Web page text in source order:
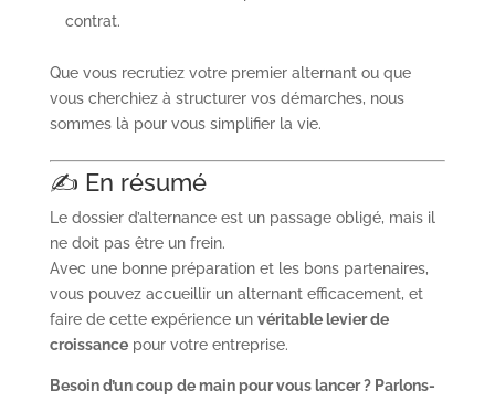
contrat.
Que vous recrutiez votre premier alternant ou que
vous cherchiez à structurer vos démarches, nous
sommes là pour vous simplifier la vie.
✍️ En résumé
Le dossier d’alternance est un passage obligé, mais il
ne doit pas être un frein.
Avec une bonne préparation et les bons partenaires,
vous pouvez accueillir un alternant efficacement, et
faire de cette expérience un véritable levier de
croissancepour votre entreprise.
Besoin d’un coup de main pour vous lancer ? Parlons-